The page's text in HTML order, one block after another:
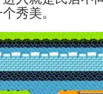
秀美。